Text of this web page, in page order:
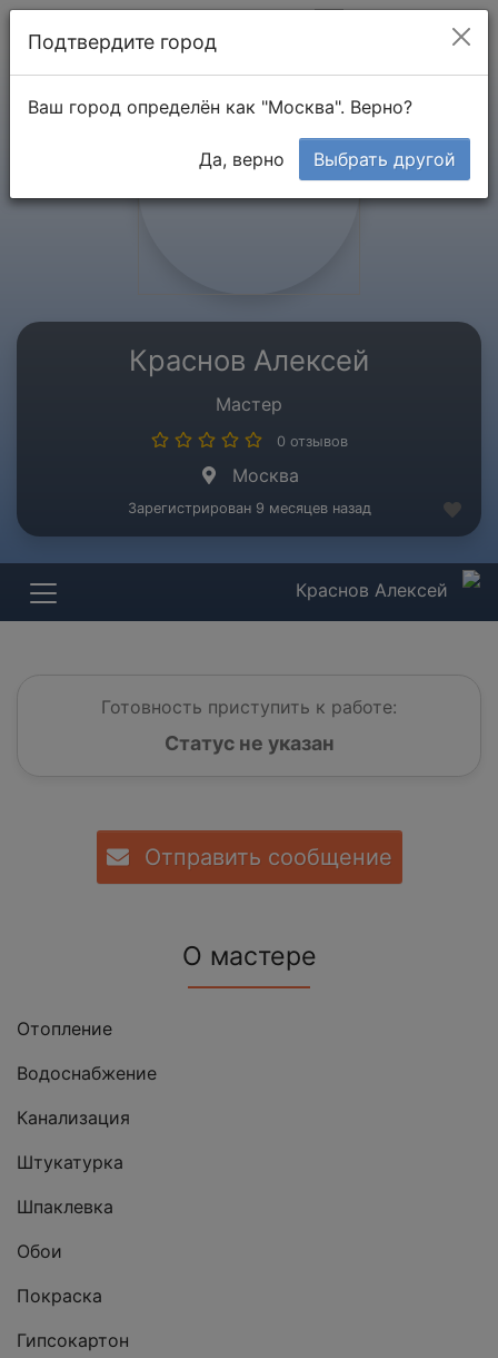
Краснов Алексей
Мастер
0 отзывов
Москва
Зарегистрирован 9 месяцев назад
Краснов Алексей
Готовность приступить к работе:
Статус не указан
Отправить сообщение
О мастере
Отопление
Водоснабжение
Канализация
Штукатурка
Шпаклевка
Обои
Покраска
Гипсокартон
Подтвердите город
Ваш город определён как "Москва". Верно?
Да, верно Выбрать другой